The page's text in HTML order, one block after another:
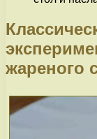
жареного